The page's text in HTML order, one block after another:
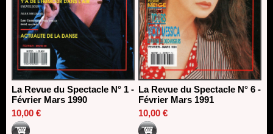
La Revue du Spectacle N° 1 -
Février Mars 1990
10,00 €
La Revue du Spectacle N° 6 -
Février Mars 1991
10,00 €